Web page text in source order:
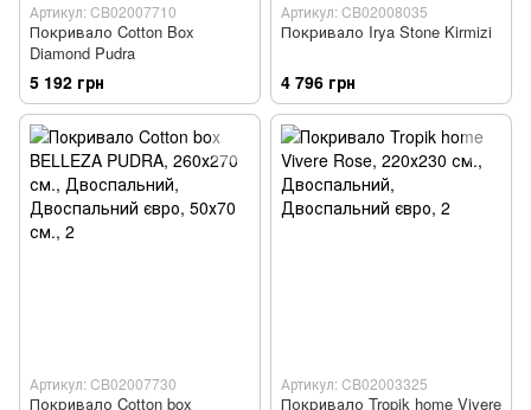
Артикул: CB02007710
Покривало Cotton Box
Diamond Pudra
5 192 грн
Артикул: CB02008035
Покривало Irya Stone Kirmizi
4 796 грн
Артикул: CB02007730
Покривало Cotton box
Артикул: CB02003325
Покривало Tropik home Vivere